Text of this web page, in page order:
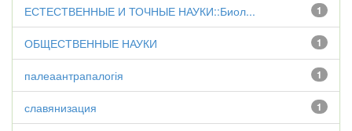
1
ЕСТЕСТВЕННЫЕ И ТОЧНЫЕ НАУКИ::Биол...
1
ОБЩЕСТВЕННЫЕ НАУКИ
1
палеаантрапалогія
1
славянизация